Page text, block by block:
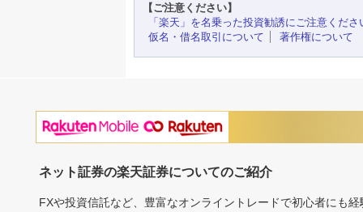
【ご注意ください】
「楽天」を名乗った投資勧誘にご注意くださ
仮名・借名取引について
著作権について
ネット証券の楽天証券についてのご紹介
FXや投資信託など、豊富なオンライントレードで初心者にも